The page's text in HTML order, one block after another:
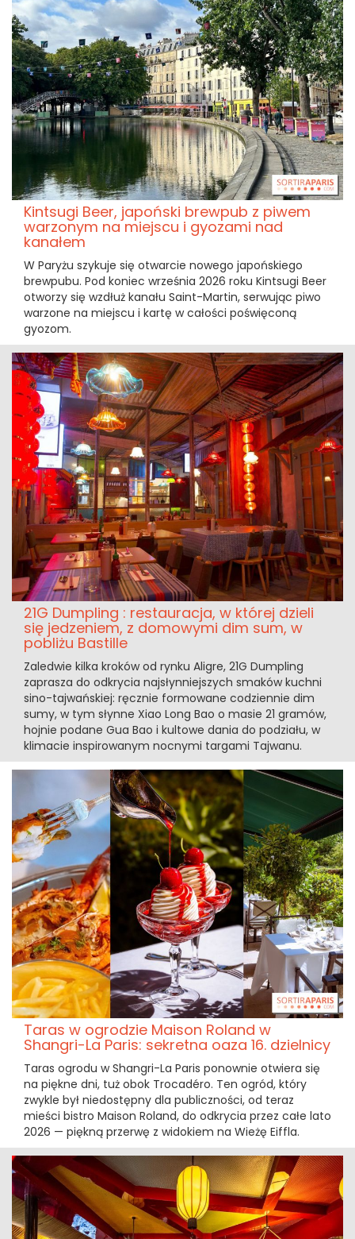
Kintsugi Beer, japoński brewpub z piwem
warzonym na miejscu i gyozami nad
kanałem
W Paryżu szykuje się otwarcie nowego japońskiego
brewpubu. Pod koniec września 2026 roku Kintsugi Beer
otworzy się wzdłuż kanału Saint-Martin, serwując piwo
warzone na miejscu i kartę w całości poświęconą
gyozom.
21G Dumpling : restauracja, w której dzieli
się jedzeniem, z domowymi dim sum, w
pobliżu Bastille
Zaledwie kilka kroków od rynku Aligre, 21G Dumpling
zaprasza do odkrycia najsłynniejszych smaków kuchni
sino-tajwańskiej: ręcznie formowane codziennie dim
sumy, w tym słynne Xiao Long Bao o masie 21 gramów,
hojnie podane Gua Bao i kultowe dania do podziału, w
klimacie inspirowanym nocnymi targami Tajwanu.
Taras w ogrodzie Maison Roland w
Shangri-La Paris: sekretna oaza 16. dzielnicy
Taras ogrodu w Shangri-La Paris ponownie otwiera się
na piękne dni, tuż obok Trocadéro. Ten ogród, który
zwykle był niedostępny dla publiczności, od teraz
mieści bistro Maison Roland, do odkrycia przez całe lato
2026 — piękną przerwę z widokiem na Wieżę Eiffla.